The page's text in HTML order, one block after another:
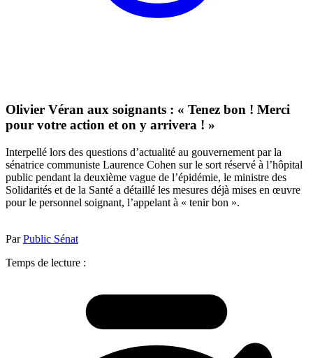
Olivier Véran aux soignants : « Tenez bon ! Merci
pour votre action et on y arrivera ! »
Interpellé lors des questions d’actualité au gouvernement par la
sénatrice communiste Laurence Cohen sur le sort réservé à l’hôpital
public pendant la deuxième vague de l’épidémie, le ministre des
Solidarités et de la Santé a détaillé les mesures déjà mises en œuvre
pour le personnel soignant, l’appelant à « tenir bon ».
ParPublic Sénat
Temps de lecture :